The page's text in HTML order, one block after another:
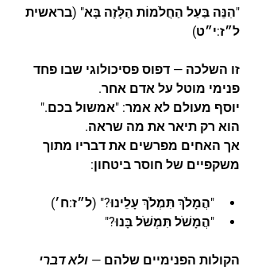
"הִנֵּה בַּעַל הַחֲלֹמוֹת הַלָּזֶה בָּא" (בראשית
ל״ז:י״ט)
זו השלכה — דפוס פסיכולוגי שבו פחד
פנימי מוטל על אדם אחר.
יוסף מעולם לא אמר: "אמשול בכם."
הוא רק תיאר את מה שראה.
אך האחים מפרשים את דבריו מתוך
משקפיים של חוסר ביטחון:
"הֲמָלֹךְ תִּמְלֹךְ עָלֵינוּ?" (ל״ז:ח׳)
"הֲמָשֹׁל תִּמְשֹׁל בָּנוּ?"
הקולות הפנימיים שלהם — ולא דברי